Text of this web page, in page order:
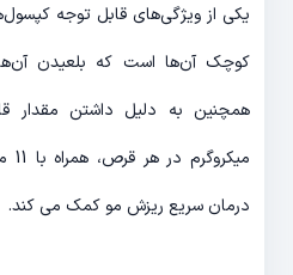
یکی از ویژگی‌های قابل توجه
کوچک آن‌ها است که بلعیدن
درمان سریع ریزش مو کمک می کند.